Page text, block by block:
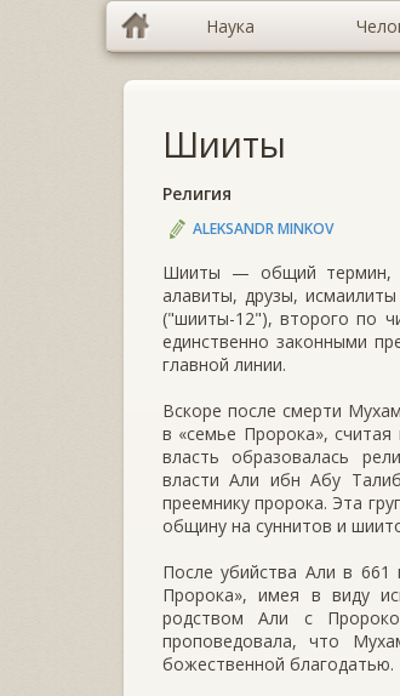
Наука
Шииты
Религия
ALEKSANDR MINKOV
Шииты — общий термин,
алавиты, друзы,
("шииты-12"), второго по
единственно законными
главной линии.
Вскоре после смерти
в «семье Пророка»,
власть образовалась
власти Али ибн Абу
преемнику пророка. Эта
общину на суннитов и
После убийства Али в 661
Пророка», имея в виду
родством Али с
проповедовала, что
божественной благодатью.